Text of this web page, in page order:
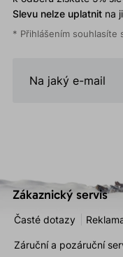
Slevu nelze uplatnitna
* Přihlášením souhlasíte
Zákaznický servis
Časté dotazy
Záruční a pozáruční